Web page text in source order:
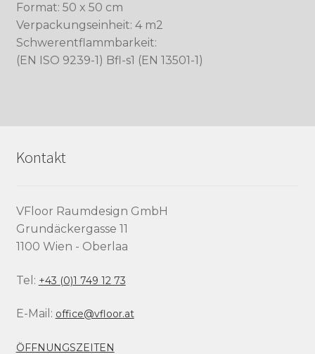
Format: 50 x 50 cm
Verpackungseinheit: 4 m2
Schwerentflammbarkeit:
(EN ISO 9239-1) Bfl-s1 (EN 13501-1)
Kontakt
VFloor Raumdesign GmbH
Grundäckergasse 11
1100 Wien - Oberlaa
Tel: +43 (0)1 749 12 73
E-Mail: office@vfloor.at
ÖFFNUNGSZEITEN